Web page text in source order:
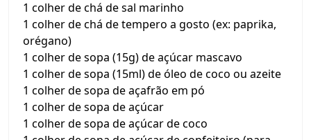
1 colher de chá de sal marinho
1 colher de chá de tempero a gosto (ex: paprika,
orégano)
1 colher de sopa (15g) de açúcar mascavo
1 colher de sopa (15ml) de óleo de coco ou azeite
1 colher de sopa de açafrão em pó
1 colher de sopa de açúcar
1 colher de sopa de açúcar de coco